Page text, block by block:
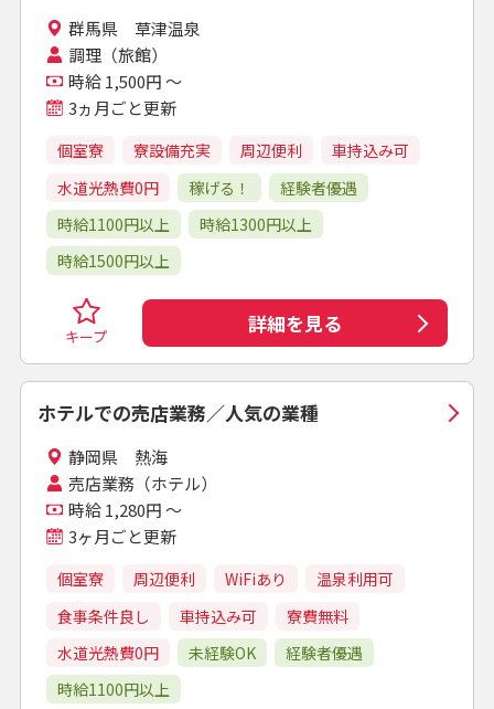
群馬県 草津温泉
調理（旅館）
時給 1,500円 ～
3ヵ月ごと更新
個室寮 寮設備充実 周辺便利
車持込み可
水道光熱費0円
稼げる！
経験者優遇
時給1100円以上
時給1300円以上
時給1500円以上
キープ 詳細を見る
ホテルでの売店業務／人気の業種
静岡県 熱海
売店業務（ホテル）
時給 1,280円 ～
3ヶ月ごと更新
個室寮 周辺便利 WiFiあり
温泉利用可
食事条件良し
車持込み可
寮費無料
水道光熱費0円
未経験OK
経験者優遇
時給1100円以上